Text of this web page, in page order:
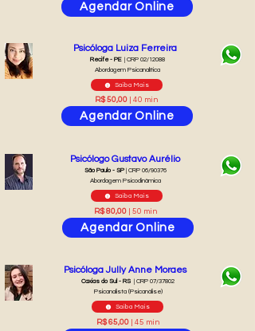
Agendar Online
Saiba Mais
Psicóloga Luiza Ferreira
Recife - PE| CRP 02/12088
Abordagem Psicanalítica
Agendar Online
R$ 50,00 | 40 min
Saiba Mais
Psicólogo Gustavo Aurélio
Agendar Online
R$ 80,00 | 50 min
São Paulo - SP | CRP 06/90376
Abordagem Psicodinâmica
Saiba Mais
Psicóloga Jully Anne Moraes
Caxias do Sul - RS | CRP 07/37802
Psicanalista (Psicanálise)
R$ 65,00 | 45 min